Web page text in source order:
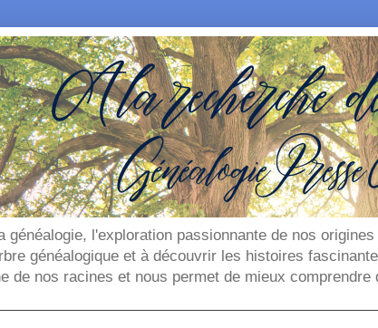
généalogie, l'exploration passionnante de nos
généalogique et à découvrir les histoires
de nos racines et nous permet de mieux